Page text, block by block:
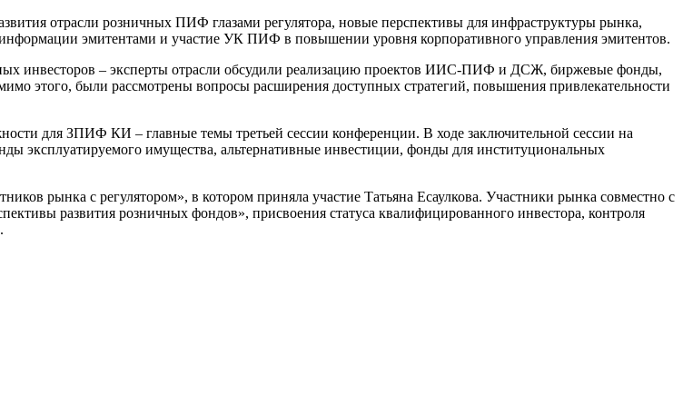
отрасли розничных ПИФ глазами регулятора, новые перспективы для инфраструктуры рынка,
эмитентами и участие УК ПИФ в повышении уровня корпоративного управления эмитентов.
инвесторов – эксперты отрасли обсудили реализацию проектов ИИС-ПИФ и ДСЖ, биржевые фонды,
этого, были рассмотрены вопросы расширения доступных стратегий, повышения привлекательности
для ЗПИФ КИ – главные темы третьей сессии конференции. В ходе заключительной сессии на
эксплуатируемого имущества, альтернативные инвестиции, фонды для институциональных
рынка с регулятором», в котором приняла участие Татьяна Есаулкова. Участники рынка совместно с
развития розничных фондов», присвоения статуса квалифицированного инвестора, контроля